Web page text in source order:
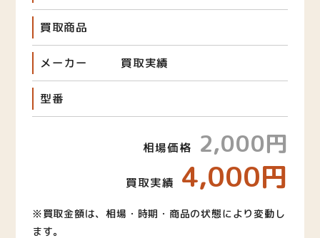
買取商品
メーカー 買取実績
型番
相場価格 2,000円
買取実績 4,000円
※買取金額は、相場・時期・商品の状態により変動し
ます。